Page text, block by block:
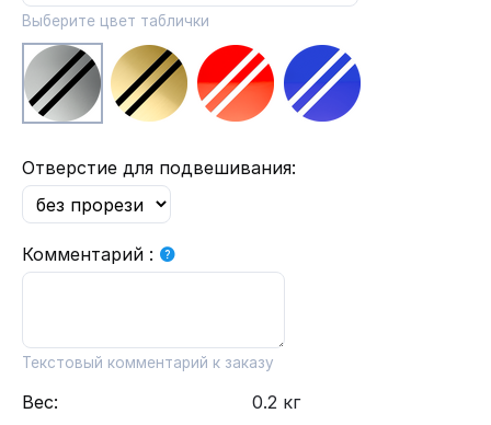
Выберите цвет таблички
Отверстие для подвешивания:
Комментарий :
Текстовый комментарий к заказу
Вес: 0.2 кг